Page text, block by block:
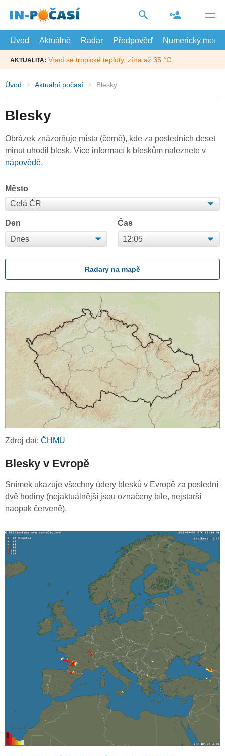
hlavní
Úvod
Aktuálně Radar Předpověď Numerický model
AKTUALITA: Vrací se tropické teploty, zítra až 35 °C
Úvod Aktuální počasí Blesky
Blesky
Obrázek znázorňuje místa (černě), kde za posledních deset
minut uhodil blesk. Více informací k bleskům naleznete v
nápovědě.
Město
Den Čas
Radary na mapě
Zdroj dat: ČHMÚ
Blesky v Evropě
Snímek ukazuje všechny údery blesků v Evropě za poslední
dvě hodiny (nejaktuálnější jsou označeny bíle, nejstarší
naopak červeně).